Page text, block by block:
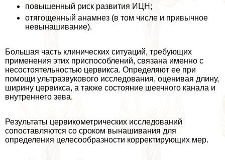
повышенный риск развития ИЦН;
отягощенный анамнез (в том числе и привычное
невынашивание).
Большая часть клинических ситуаций, требующих
применения этих приспособлений, связана именно с
несостоятельностью цервикса. Определяют ее при
помощи ультразвукового исследования, оценивая длину,
ширину цервикса, а также состояние шеечного канала и
внутреннего зева.
Результаты цервикометрических исследований
сопоставляются со сроком вынашивания для
определения целесообразности корректирующих мер.